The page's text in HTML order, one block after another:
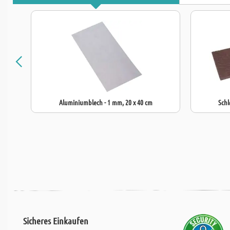
Aluminiumblech - 1 mm, 20 x 40 cm
Sicheres Einkaufen